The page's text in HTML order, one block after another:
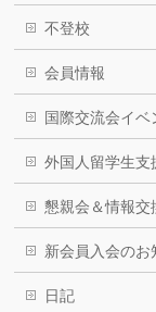
不登校
会員情報
国際交流会イベ
外国人留学生支
懇親会＆情報交
新会員入会のお
日記